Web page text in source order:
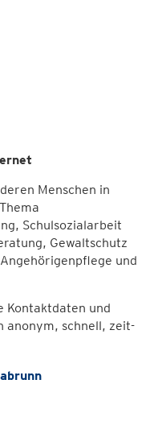
Menschen in
Schulsozialarbeit
Gewaltschutz
und
Kontaktdaten und
anonym, schnell, zeit-